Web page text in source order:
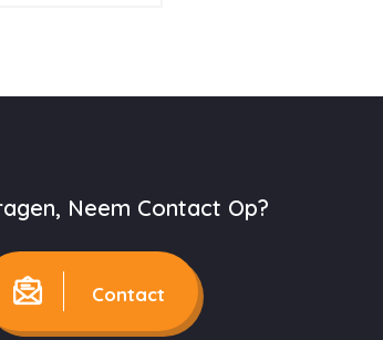
Neem Contact Op?
Contact